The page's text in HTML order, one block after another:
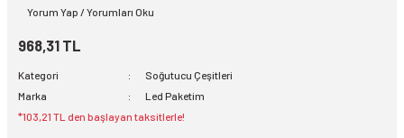
Yorum Yap / Yorumları Oku
968,31 TL
Kategori
Soğutucu Çeşitleri
Marka
Led Paketim
*103,21 TL den başlayan taksitlerle!